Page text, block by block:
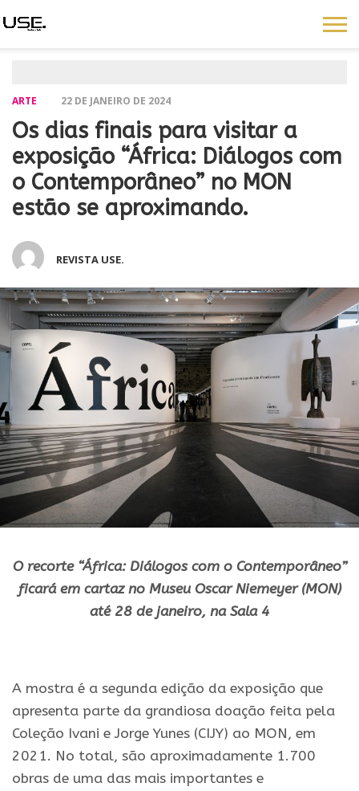
ARTE 22 DE JANEIRO DE 2024
Os dias finais para visitar a
exposição “África: Diálogos com
o Contemporâneo” no MON
estão se aproximando.
REVISTA USE.
O recorte “África: Diálogos com o Contemporâneo”
ficará em cartaz no Museu Oscar Niemeyer (MON)
até 28 de janeiro, na Sala 4
A mostra é a segunda edição da exposição que
apresenta parte da grandiosa doação feita pela
Coleção Ivani e Jorge Yunes (CIJY) ao MON, em
2021. No total, são aproximadamente 1.700
obras de uma das mais importantes e